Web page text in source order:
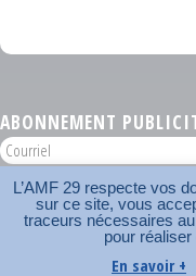
ABONNEMENT
AMF 29 © 2026
Plan du site Nos coordonnées
Carrefour des communes
AMF
L’AMF 29 respecte vos
sur ce site, vous
traceurs nécessaires
pour
En savoir +